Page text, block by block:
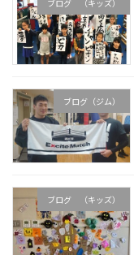
ブログ （キッズ）
ブログ（ジム）
ブログ （キッズ）